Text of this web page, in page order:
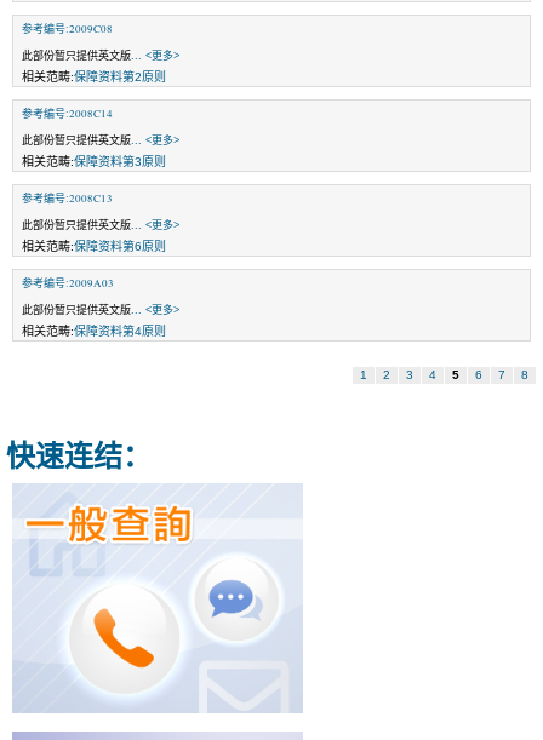
参考编号:2009C08
此部份暂只提供英文版 ... <更多>
相关范畴:保障资料第2原则
参考编号:2008C14
此部份暂只提供英文版 ... <更多>
相关范畴:保障资料第3原则
参考编号:2008C13
此部份暂只提供英文版 ... <更多>
相关范畴:保障资料第6原则
参考编号:2009A03
此部份暂只提供英文版 ... <更多>
相关范畴:保障资料第4原则
1 2 3 4 5 6 7 8
快速连结：